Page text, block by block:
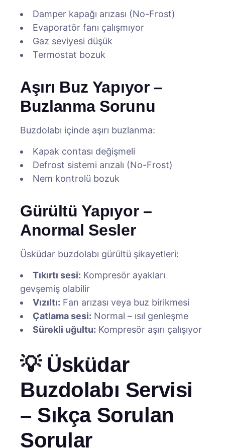
Damper kapağı arızası (No-Frost)
Evaporatör fanı çalışmıyor
Gaz seviyesi düşük
Termostat bozuk
Aşırı Buz Yapıyor –
Buzlanma Sorunu
Buzdolabı içinde aşırı buzlanma:
Kapak contası değişmeli
Defrost sistemi arızalı (No-Frost)
Nem kontrolü bozuk
Gürültü Yapıyor –
Anormal Sesler
Üsküdar buzdolabı gürültü şikayetleri:
Tıkırtı sesi: Kompresör ayakları
gevşemiş olabilir
Vızıltı: Fan arızası veya buz birikmesi
Çatlama sesi: Normal – ısıl genleşme
Sürekli uğultu: Kompresör aşırı çalışıyor
💡 Üsküdar
Buzdolabı Servisi
– Sıkça Sorulan
Sorular